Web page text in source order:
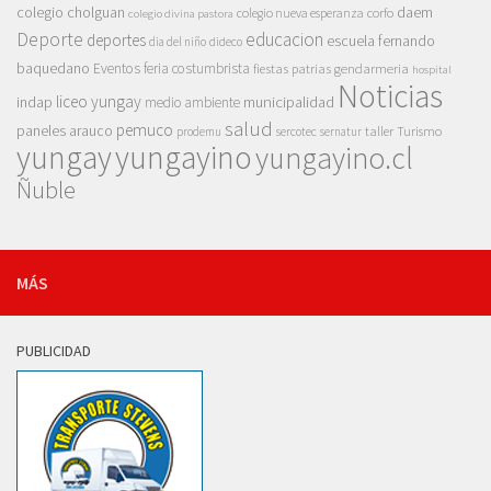
colegio cholguan colegio divina pastora colegio nueva esperanza corfo daem
Deporte deportes dia del niño dideco educacion escuela fernando
baquedano Eventosferia costumbrista fiestas patrias gendarmeria hospital
indap liceo yungay medio ambiente municipalidad Noticias
paneles arauco pemuco prodemu salud sercotec sernatur taller Turismo
yungayyungayinoyungayino.cl
Ñuble
MÁS
PUBLICIDAD